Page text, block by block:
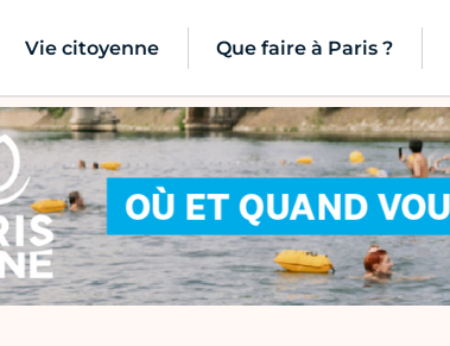
Vie citoyenne Que faire à Paris ?